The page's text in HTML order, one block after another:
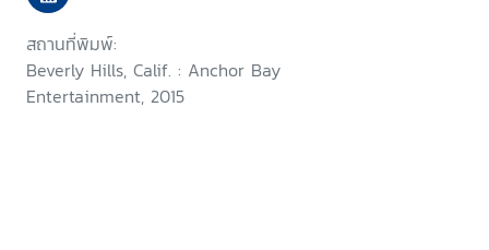
สถานที่พิมพ์:
Beverly Hills, Calif. : Anchor Bay
Entertainment, 2015